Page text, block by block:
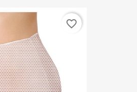
favorite_border